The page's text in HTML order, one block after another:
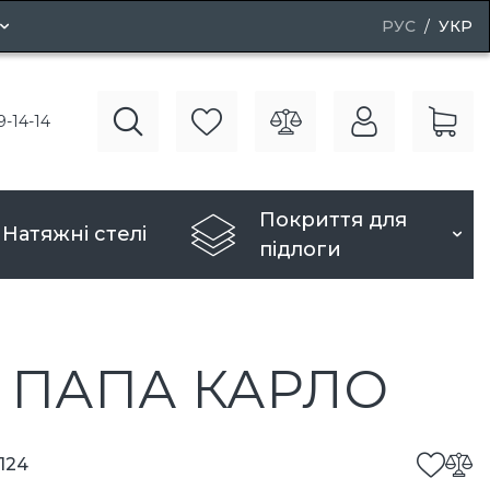
РУС УКР
14-14
Натяжні стелі
Покриття для
підлоги
ПАПА КАРЛО